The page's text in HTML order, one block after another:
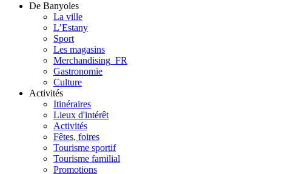
De Banyoles
La ville
L’Estany
Sport
Les magasins
Merchandising_FR
Gastronomie
Culture
Activités
Itinéraires
Lieux d'intérêt
Activités
Fêtes, foires
Tourisme sportif
Tourisme familial
Promotions